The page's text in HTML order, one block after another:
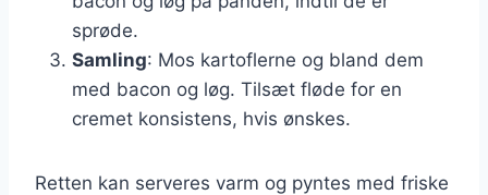
sprøde.
Samling: Mos kartoflerne og bland dem
med bacon og løg. Tilsæt fløde for en
cremet konsistens, hvis ønskes.
Retten kan serveres varm og pyntes med friske